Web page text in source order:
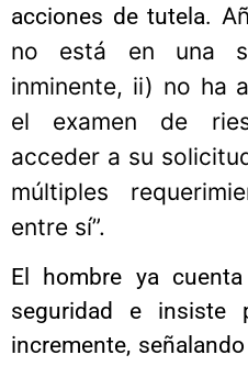
acciones de tutela.
no está en una
inminente, ii) no ha
el examen de
acceder a su
múltiples
entre sí”.
El hombre ya
seguridad e
incremente,